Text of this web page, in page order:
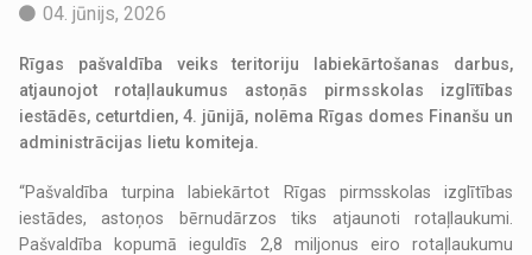
04. jūnijs, 2026
Rīgas pašvaldība veiks teritoriju labiekārtošanas darbus,
atjaunojot rotaļlaukumus astoņās pirmsskolas izglītības
iestādēs, ceturtdien, 4. jūnijā, nolēma Rīgas domes Finanšu un
administrācijas lietu komiteja.
“Pašvaldība turpina labiekārtot Rīgas pirmsskolas izglītības
iestādes, astoņos bērnudārzos tiks atjaunoti rotaļlaukumi.
Pašvaldība kopumā ieguldīs 2,8 miljonus eiro rotaļlaukumu